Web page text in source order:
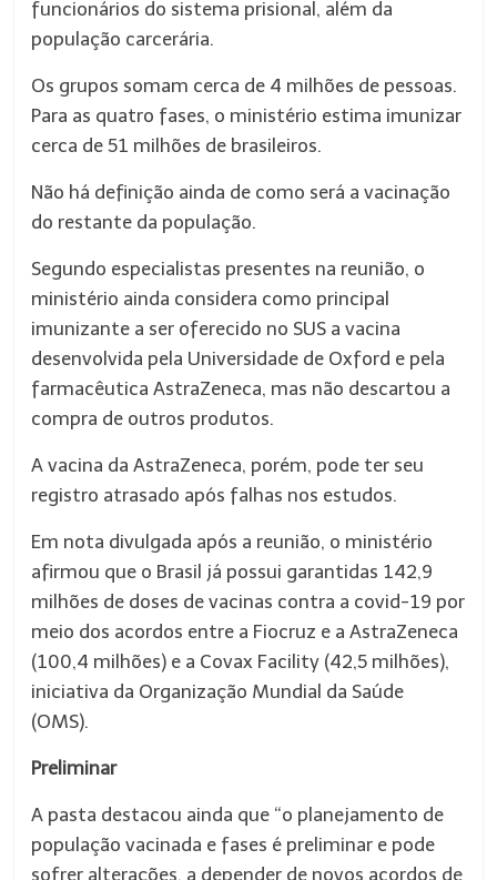
funcionários do sistema prisional, além da
população carcerária.
Os grupos somam cerca de 4 milhões de pessoas.
Para as quatro fases, o ministério estima imunizar
cerca de 51 milhões de brasileiros.
Não há definição ainda de como será a vacinação
do restante da população.
Segundo especialistas presentes na reunião, o
ministério ainda considera como principal
imunizante a ser oferecido no SUS a vacina
desenvolvida pela Universidade de Oxford e pela
farmacêutica AstraZeneca, mas não descartou a
compra de outros produtos.
A vacina da AstraZeneca, porém, pode ter seu
registro atrasado após falhas nos estudos.
Em nota divulgada após a reunião, o ministério
afirmou que o Brasil já possui garantidas 142,9
milhões de doses de vacinas contra a covid-19 por
meio dos acordos entre a Fiocruz e a AstraZeneca
(100,4 milhões) e a Covax Facility (42,5 milhões),
iniciativa da Organização Mundial da Saúde
(OMS).
Preliminar
A pasta destacou ainda que “o planejamento de
população vacinada e fases é preliminar e pode
sofrer alterações, a depender de novos acordos de